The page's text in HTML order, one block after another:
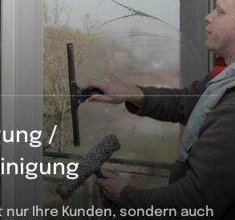
/
Ihre Kunden, sondern auch